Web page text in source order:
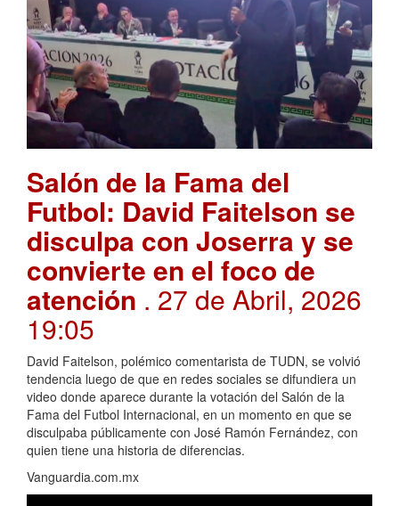
Salón de la Fama del
Futbol: David Faitelson se
disculpa con Joserra y se
convierte en el foco de
atención . 27 de Abril, 2026
19:05
David Faitelson, polémico comentarista de TUDN, se volvió
tendencia luego de que en redes sociales se difundiera un
video donde aparece durante la votación del Salón de la
Fama del Futbol Internacional, en un momento en que se
disculpaba públicamente con José Ramón Fernández, con
quien tiene una historia de diferencias.
Vanguardia.com.mx